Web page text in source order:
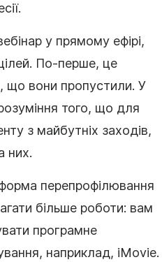
у прямому ефірі,
По-перше, це
що вони пропустили. У
того, що для
з майбутніх заходів,
них.
перепрофілювання
більше роботи: вам
програмне
наприклад, iMovie.